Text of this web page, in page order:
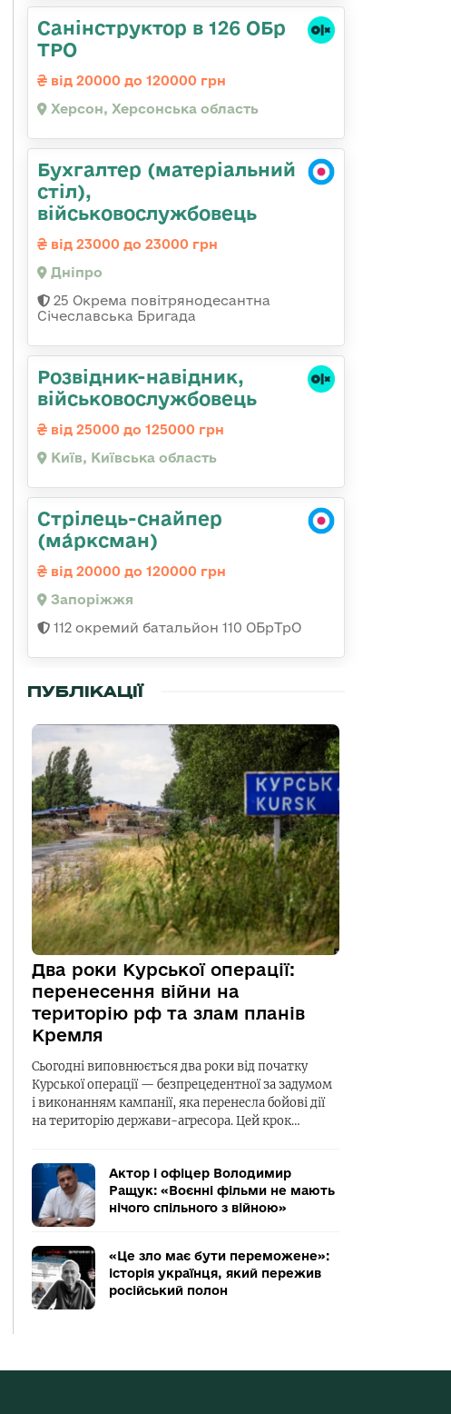
Санінструктор в 126 ОБр
ТРО
від 20000 до 120000 грн
Херсон, Херсонська область
Бухгалтер (матеріальний
стіл),
військовослужбовець
від 23000 до 23000 грн
Дніпро
25 Окрема повітрянодесантна
Січеславська Бригада
Розвідник-навідник,
військовослужбовець
від 25000 до 125000 грн
Київ, Київська область
Стрілець-снайпер
(ма́рксман)
від 20000 до 120000 грн
Запоріжжя
112 окремий батальйон 110 ОБрТрО
ПУБЛІКАЦІЇ
Два роки Курської операції:
перенесення війни на
територію рф та злам планів
Кремля
Сьогодні виповнюється два роки від початку
Курської операції — безпрецедентної за задумом
і виконанням кампанії, яка перенесла бойові дії
на територію держави-агресора. Цей крок…
Актор і офіцер Володимир
Ращук: «Воєнні фільми не мають
нічого спільного з війною»
«Це зло має бути переможене»:
історія українця, який пережив
російський полон